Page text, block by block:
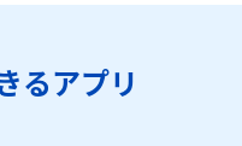
るアプリ